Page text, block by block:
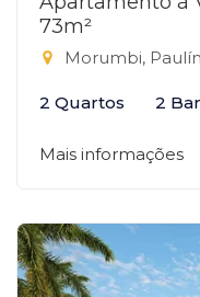
73m²
Morumbi,
2 Quartos 2
Mais informações